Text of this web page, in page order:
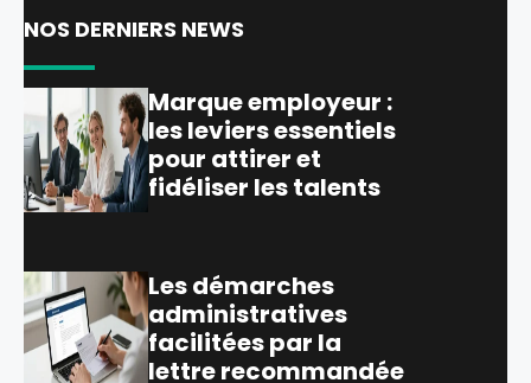
NOS DERNIERS NEWS
Marque employeur :
les leviers essentiels
pour attirer et
fidéliser les talents
Les démarches
administratives
facilitées par la
lettre recommandée